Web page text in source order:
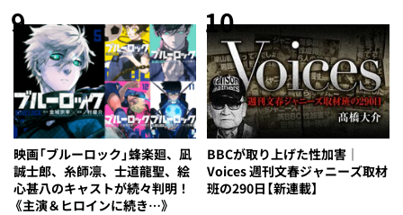
9
映画「ブルーロック」蜂楽廻、凪
誠士郎、糸師凛、士道龍聖、絵
心甚八のキャストが続々判明！
《主演＆ヒロインに続き…》
10
BBCが取り上げた性加害｜
Voices 週刊文春ジャニーズ取材
班の290日【新連載】